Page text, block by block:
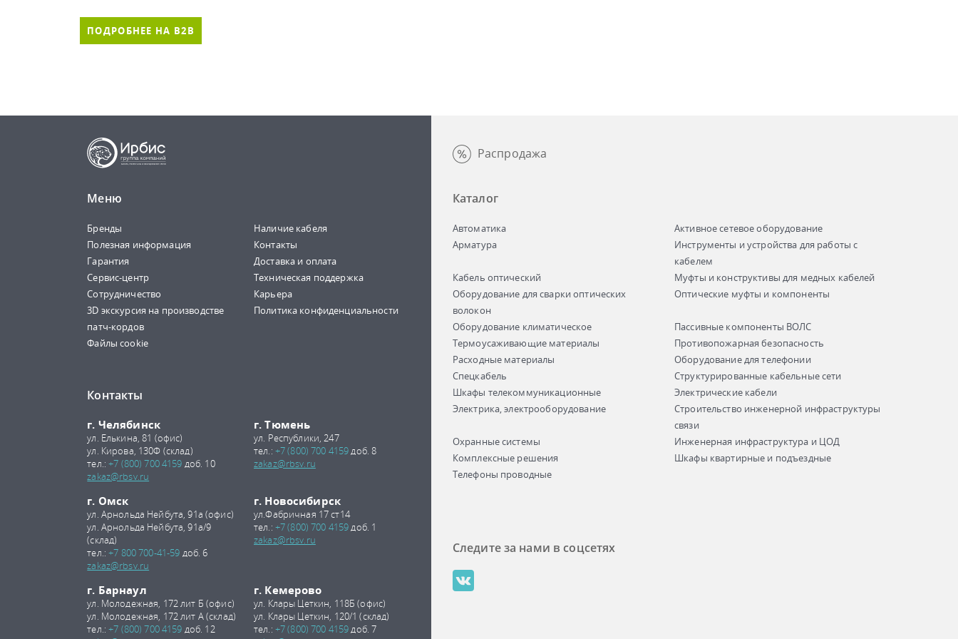
ПОДРОБНЕЕ НА B2B
Меню
Бренды
Наличие кабеля
Полезная информация
Контакты
Гарантия
Доставка и оплата
Сервис-центр
Техническая поддержка
Сотрудничество
Карьера
3D экскурсия на производстве
патч-кордов
Политика конфиденциальности
Файлы cookie
Контакты
г. Челябинск
ул. Елькина, 81 (офис)
ул. Кирова, 130Ф (склад)
тел.:+7 (800) 700 4159 доб. 10
zakaz@rbsv.ru
г. Тюмень
ул. Республики, 247
тел.: +7 (800) 700 4159доб. 8
zakaz@rbsv.ru
г. Омск
ул. Арнольда Нейбута, 91а (офис)
ул. Арнольда Нейбута, 91а/9
(склад)
тел.:+7 800 700-41-59 доб. 6
zakaz@rbsv.ru
г. Новосибирск
ул.Фабричная 17 ст14
тел.: +7 (800) 700 4159доб. 1
zakaz@rbsv.ru
г. Барнаул
ул. Молодежная, 172 лит Б (офис)
ул. Молодежная, 172 лит А (склад)
тел.:+7 (800) 700 4159 доб. 12
г. Кемерово
ул. Клары Цеткин, 118Б (офис)
ул. Клары Цеткин, 120/1 (склад)
тел.: +7 (800) 700 4159доб. 7
Распродажа
Каталог
Автоматика
Активное сетевое оборудование
Арматура
Инструменты и устройства для работы с
кабелем
Кабель оптический
Муфты и конструктивы для медных кабелей
Оборудование для сварки оптических
волокон
Оптические муфты и компоненты
Оборудование климатическое
Пассивные компоненты ВОЛС
Термоусаживающие материалы
Противопожарная безопасность
Расходные материалы
Оборудование для телефонии
Спецкабель
Структурированные кабельные сети
Шкафы телекоммуникационные
Электрические кабели
Электрика, электрооборудование
Строительство инженерной инфраструктуры
связи
Охранные системы
Инженерная инфраструктура и ЦОД
Комплексные решения
Шкафы квартирные и подъездные
Телефоны проводные
Следите за нами в соцсетях